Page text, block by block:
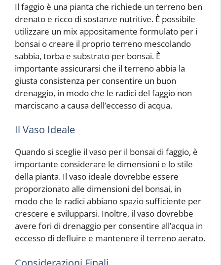
Il faggio è una pianta che richiede un terreno ben
drenato e ricco di sostanze nutritive. È possibile
utilizzare un mix appositamente formulato per i
bonsai o creare il proprio terreno mescolando
sabbia, torba e substrato per bonsai. È
importante assicurarsi che il terreno abbia la
giusta consistenza per consentire un buon
drenaggio, in modo che le radici del faggio non
marciscano a causa dell’eccesso di acqua.
Il Vaso Ideale
Quando si sceglie il vaso per il bonsai di faggio, è
importante considerare le dimensioni e lo stile
della pianta. Il vaso ideale dovrebbe essere
proporzionato alle dimensioni del bonsai, in
modo che le radici abbiano spazio sufficiente per
crescere e svilupparsi. Inoltre, il vaso dovrebbe
avere fori di drenaggio per consentire all’acqua in
eccesso di defluire e mantenere il terreno aerato.